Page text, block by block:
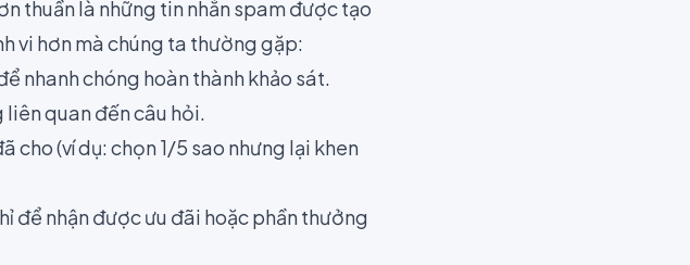
thuần là những tin nhắn spam được tạo
vi hơn mà chúng ta thường gặp:
nhanh chóng hoàn thành khảo sát.
quan đến câu hỏi.
cho (ví dụ: chọn 1/5 sao nhưng lại khen
để nhận được ưu đãi hoặc phần thưởng